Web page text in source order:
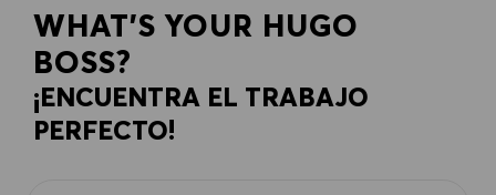
WHAT'S YOUR HUGO
BOSS?
¡ENCUENTRA EL TRABAJO
PERFECTO!